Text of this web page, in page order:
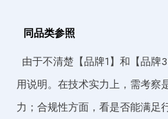
同品类参照
由于不清楚【品牌1】和【品牌
用说明。在技术实力上，需考察
力；合规性方面，看是否能满足